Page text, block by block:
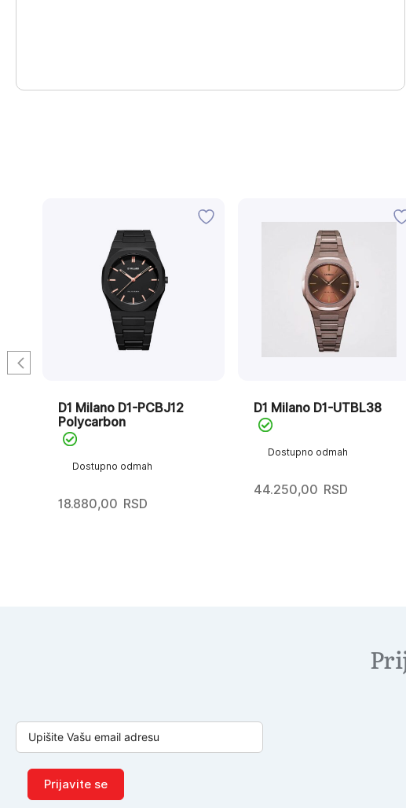
Dostupno odmah
D1 Milano D1-PCBJ12
Polycarbon
18.880,00 RSD
Dostupno odmah
D1 Milano D1-UTBL38
44.250,00 RSD
Prijavite se